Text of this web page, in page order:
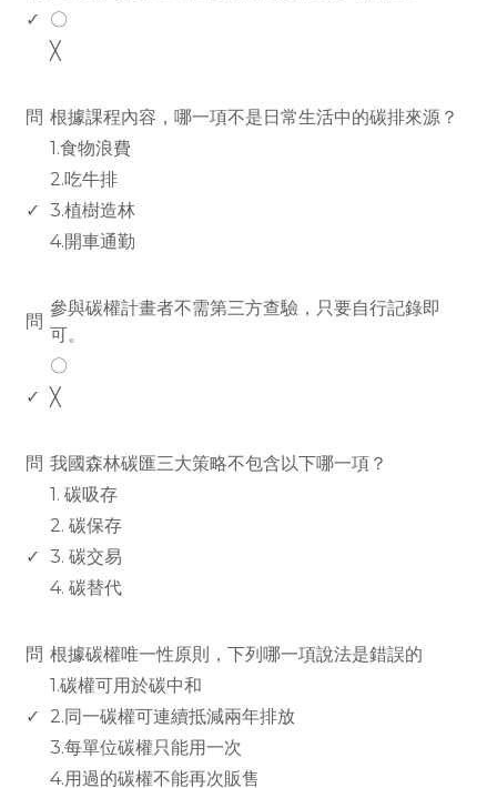
✓
〇
╳
問 根據課程內容，哪一項不是日常生活中的碳排來源？
1.食物浪費
2.吃牛排
✓ 3.植樹造林
4.開車通勤
問
參與碳權計畫者不需第三方查驗，只要自行記錄即
可。
〇
✓ ╳
問 我國森林碳匯三大策略不包含以下哪一項？
1. 碳吸存
2. 碳保存
✓ 3. 碳交易
4. 碳替代
問 根據碳權唯一性原則，下列哪一項說法是錯誤的
1.碳權可用於碳中和
✓
2.同一碳權可連續抵減兩年排放
3.每單位碳權只能用一次
4.用過的碳權不能再次販售